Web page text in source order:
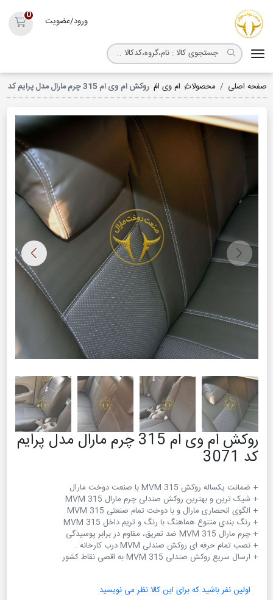
ورود/عضویت
0
صفحه اصلی محصولات ام وی ام روکش ام وی ام 315 چرم مارال مدل پرایم کد 3071
روکش ام وی ام 315 چرم مارال مدل پرایم
کد 3071
+ ارسال سریع روکش صندلی MVM 315 به اقصی نقاط کشور
اولین نفر باشید که برای این کالا نظر می نویسید